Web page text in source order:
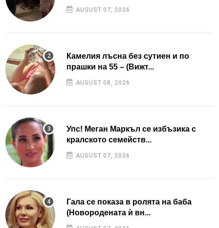
AUGUST 07, 2026
Камелия лъсна без сутиен и по
прашки на 55 – (Вижт...
AUGUST 08, 2026
Упс! Меган Маркъл се избъзика с
кралското семейств...
AUGUST 07, 2026
Гала се показа в ролята на баба
(Новородената ѝ вн...